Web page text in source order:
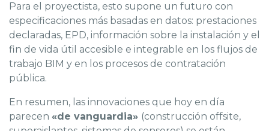
Para el proyectista, esto supone un futuro con
especificaciones más basadas en datos: prestaciones
declaradas, EPD, información sobre la instalación y el
fin de vida útil accesible e integrable en los flujos de
trabajo BIM y en los procesos de contratación
pública.
En resumen, las innovaciones que hoy en día
parecen «de vanguardia» (construcción offsite,